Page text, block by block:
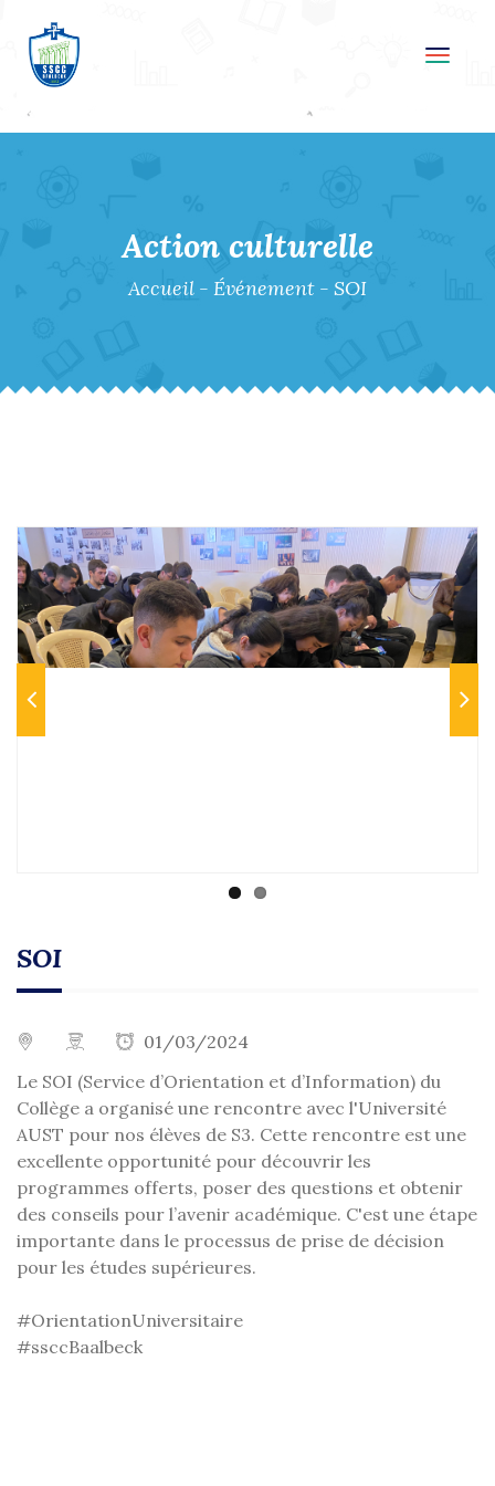
Action culturelle
Accueil - Événement - SOI
SOI
01/03/2024
Le SOI (Service d’Orientation et d’Information) du
Collège a organisé une rencontre avec l'Université
AUST pour nos élèves de S3. Cette rencontre est une
excellente opportunité pour découvrir les
programmes offerts, poser des questions et obtenir
des conseils pour l’avenir académique. C'est une étape
importante dans le processus de prise de décision
pour les études supérieures.
#OrientationUniversitaire
#ssccBaalbeck